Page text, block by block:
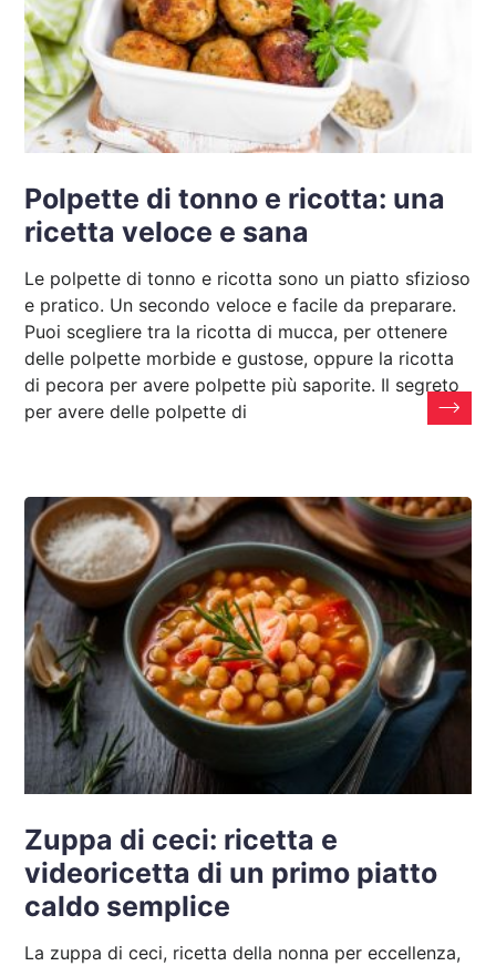
Polpette di tonno e ricotta: una
ricetta veloce e sana
Le polpette di tonno e ricotta sono un piatto sfizioso
e pratico. Un secondo veloce e facile da preparare.
Puoi scegliere tra la ricotta di mucca, per ottenere
delle polpette morbide e gustose, oppure la ricotta
di pecora per avere polpette più saporite. Il segreto
per avere delle polpette di
Zuppa di ceci: ricetta e
videoricetta di un primo piatto
caldo semplice
La zuppa di ceci, ricetta della nonna per eccellenza,